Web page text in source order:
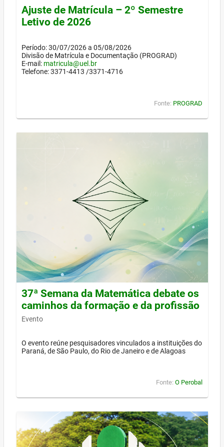
Ajuste de Matrícula – 2º Semestre
Letivo de 2026
Período: 30/07/2026 a 05/08/2026
Divisão de Matrícula e Documentação (PROGRAD)
E-mail: matricula@uel.br
Telefone: 3371-4413 /3371-4716
Fonte: PROGRAD
37ª Semana da Matemática debate os
caminhos da formação e da profissão
Evento
O evento reúne pesquisadores vinculados a instituições do
Paraná, de São Paulo, do Rio de Janeiro e de Alagoas
Fonte: O Perobal